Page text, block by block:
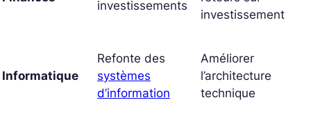
investissements
investissement
Informatique
Refonte des
systèmes
d’information
Améliorer
l’architecture
technique